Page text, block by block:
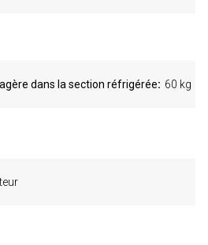
dans la section réfrigérée 60 kg